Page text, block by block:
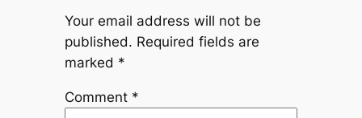
Your email address will not be
published. Required fields are
marked *
Comment *